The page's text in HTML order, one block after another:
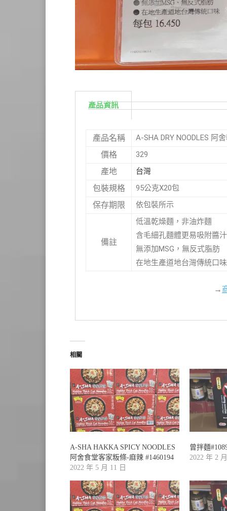
產品資訊
產品名稱 A-SHA DRY NOODLES 阿
價格 329
產地 台灣
包裝規格 95公克X20包
保存期限 依包裝所示
備註
低溫乾燥麵，非油炸麵
含毛細孔麵體更易吸附醬汁
無添加MSG，無反式脂肪
在地生產道地台灣傳統口味
→
相關
A-SHA HAKKA SPICY NOODLES
阿舍食堂客家粄條-麻辣 #1460194
2022 年 5 月 11 日
曾拌麵
2022 年 2